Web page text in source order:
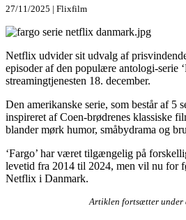
27/11/2025 | Flixfilm
Netflix udvider sit udvalg af
episoder af den populære antologi-serie
streamingtjenesten 18. december.
Den amerikanske serie, som består af 5
inspireret af Coen-brødrenes klassiske
blander mørk humor, småbydrama og
‘Fargo’ har været tilgængelig på
levetid fra 2014 til 2024, men vil nu for
Netflix i Danmark.
Artiklen fortsætter under